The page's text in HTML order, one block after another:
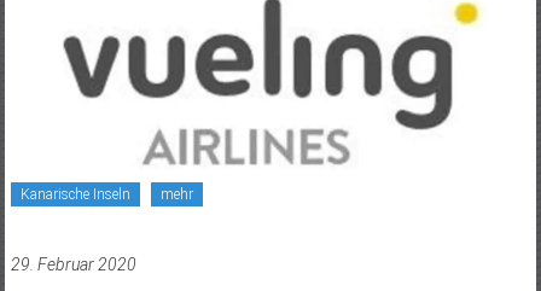
Kanarische Inseln mehr
29. Februar 2020